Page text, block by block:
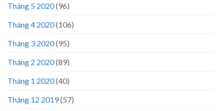
Tháng 5 2020(96)
Tháng 4 2020(106)
Tháng 3 2020(95)
Tháng 2 2020(89)
Tháng 1 2020(40)
Tháng 12 2019(57)